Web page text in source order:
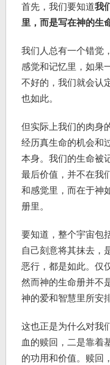
首先，我们要知道我
里，而是写在神的生
我们人总有一个错觉
感觉和记忆里，如果
不好的，我们就会认
也如此。
但实际上我们的肉身
经历真生命的机会和
本身。我们的生命被
最后价值，并不在我
和感觉里，而在于神
册里。
要知道，整个宇宙包
自己刻意将其抹去，
恶行，都是如此。仅
然而神的生命册并不
神的爱和智慧里所安
这也正是为什么对我
血的赎回，二是靠着
的功用和价值。赎回